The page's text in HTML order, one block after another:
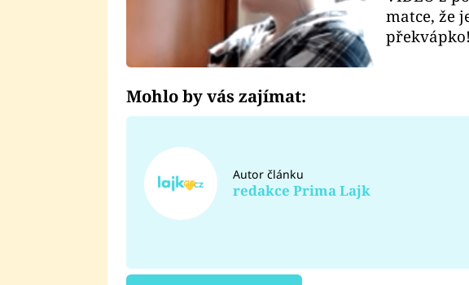
matce, že
překvápko!
Mohlo by vás zajímat:
Autor článku
redakce Prima Lajk